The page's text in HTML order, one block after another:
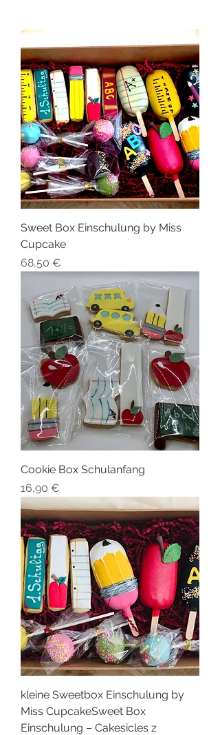
Sweet Box Einschulung by Miss
Cupcake
Preis
68,50 €
Cookie Box Schulanfang
Preis
16,90 €
kleine Sweetbox Einschulung by
Miss CupcakeSweet Box
Einschulung – Cakesicles z